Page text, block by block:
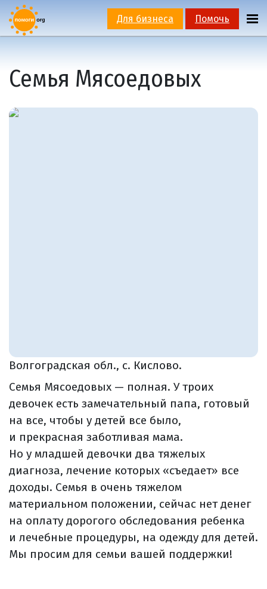
Для бизнеса Помочь
Семья Мясоедовых
Волгоградская обл., с. Кислово.
Семья Мясоедовых — полная. У троих
девочек есть замечательный папа, готовый
на все, чтобы у детей все было,
и прекрасная заботливая мама.
Но у младшей девочки два тяжелых
диагноза, лечение которых «съедает» все
доходы. Семья в очень тяжелом
материальном положении, сейчас нет денег
на оплату дорогого обследования ребенка
и лечебные процедуры, на одежду для детей.
Мы просим для семьи вашей поддержки!